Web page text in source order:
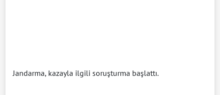
Jandarma, kazayla ilgili soruşturma başlattı.